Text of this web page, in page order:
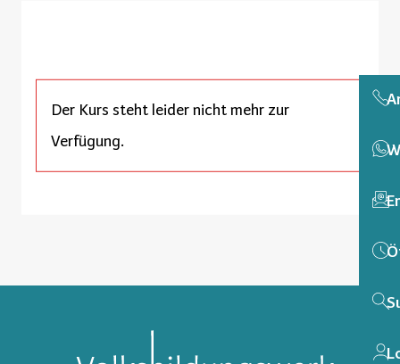
Der Kurs steht leider nicht mehr zur
Verfügung.